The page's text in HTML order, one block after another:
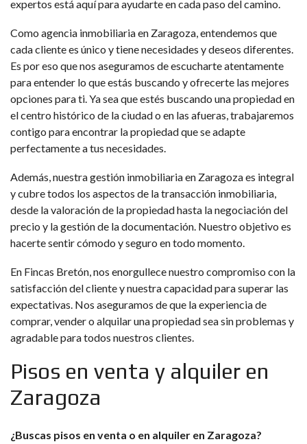
expertos está aquí para ayudarte en cada paso del camino.
Como agencia inmobiliaria en Zaragoza, entendemos que
cada cliente es único y tiene necesidades y deseos diferentes.
Es por eso que nos aseguramos de escucharte atentamente
para entender lo que estás buscando y ofrecerte las mejores
opciones para ti. Ya sea que estés buscando una propiedad en
el centro histórico de la ciudad o en las afueras, trabajaremos
contigo para encontrar la propiedad que se adapte
perfectamente a tus necesidades.
Además, nuestra gestión inmobiliaria en Zaragoza es integral
y cubre todos los aspectos de la transacción inmobiliaria,
desde la valoración de la propiedad hasta la negociación del
precio y la gestión de la documentación. Nuestro objetivo es
hacerte sentir cómodo y seguro en todo momento.
En Fincas Bretón, nos enorgullece nuestro compromiso con la
satisfacción del cliente y nuestra capacidad para superar las
expectativas. Nos aseguramos de que la experiencia de
comprar, vender o alquilar una propiedad sea sin problemas y
agradable para todos nuestros clientes.
Pisos en venta y alquiler en
Zaragoza
¿Buscas pisos en venta o en alquiler en Zaragoza?